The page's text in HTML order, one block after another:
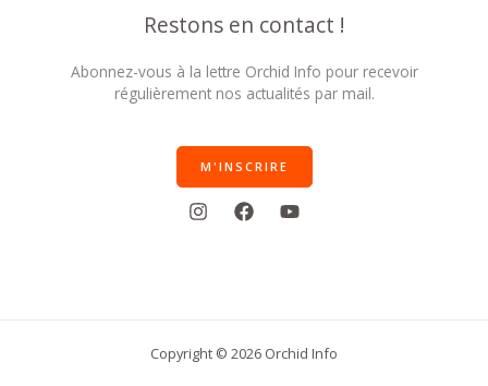
Restons en contact !
Abonnez-vous à la lettre Orchid Info pour recevoir
régulièrement nos actualités par mail.
M'INSCRIRE
Copyright © 2026 Orchid Info